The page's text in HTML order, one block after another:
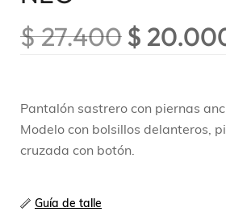
$27.400$
Pantalón sastrero con piernas
Modelo con bolsillos delanteros,
cruzada con botón.
Guía de talle